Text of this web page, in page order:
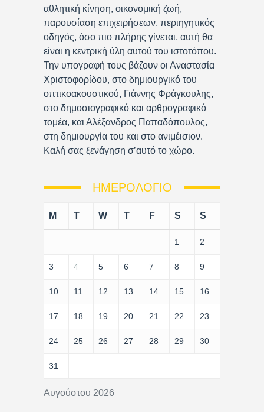
αθλητική κίνηση, οικονομική ζωή,
παρουσίαση επιχειρήσεων, περιηγητικός
οδηγός, όσο πιο πλήρης γίνεται, αυτή θα
είναι η κεντρική ύλη αυτού του ιστοτόπου.
Την υπογραφή τους βάζουν οι Αναστασία
Χριστοφορίδου, στο δημιουργικό του
οπτικοακουστικού, Γιάννης Φράγκουλης,
στο δημοσιογραφικό και αρθρογραφικό
τομέα, και Αλέξανδρος Παπαδόπουλος,
στη δημιουργία του και στο ανιμέισιον.
Καλή σας ξενάγηση σ’αυτό το χώρο.
ΗΜΕΡΟΛΌΓΙΟ
Αυγούστου 2026
M T W T F S S
1 2
3 4 5 6 7 8 9
10 11 12 13 14 15 16
17 18 19 20 21 22 23
24 25 26 27 28 29 30
31